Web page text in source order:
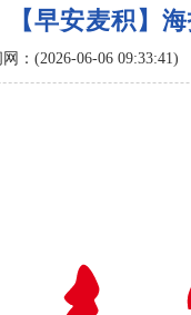
【早安麦积】
：(2026-06-06 09:33:41)